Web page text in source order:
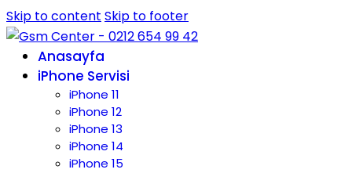
Skip to content Skip to footer
Anasayfa
iPhone Servisi
iPhone 11
iPhone 12
iPhone 13
iPhone 14
iPhone 15